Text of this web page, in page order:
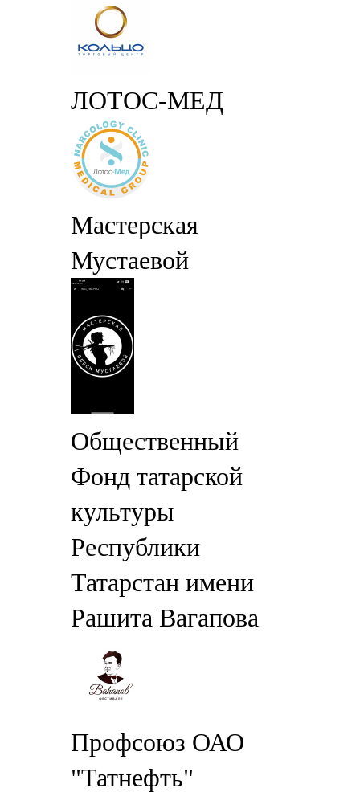
ЛОТОС-МЕД
Мастерская
Мустаевой
Общественный
Фонд татарской
культуры
Республики
Татарстан имени
Рашита Вагапова
Профсоюз ОАО
"Татнефть"